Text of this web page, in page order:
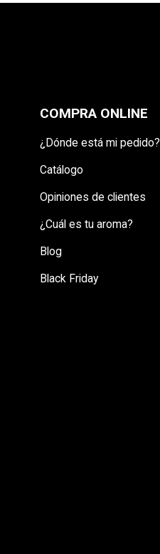
COMPRA ONLINE
¿Dónde está mi pedido?
Catálogo
Opiniones de clientes
¿Cuál es tu aroma?
Blog
Black Friday